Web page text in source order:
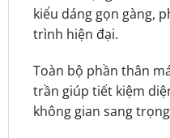
kiểu dáng gọn gàng,
trình hiện đại.
Toàn bộ phần thân
trần giúp tiết kiệm
không gian sang